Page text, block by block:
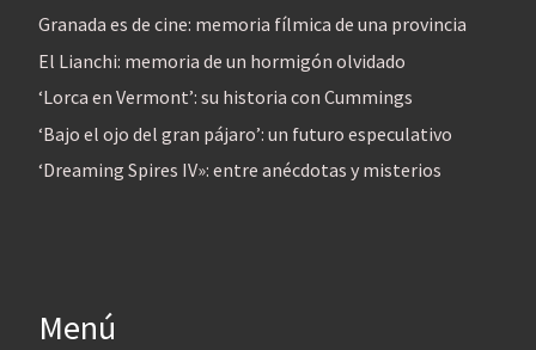
Granada es de cine: memoria fílmica de una provincia
El Lianchi: memoria de un hormigón olvidado
‘Lorca en Vermont’: su historia con Cummings
‘Bajo el ojo del gran pájaro’: un futuro especulativo
‘Dreaming Spires IV»: entre anécdotas y misterios
Menú